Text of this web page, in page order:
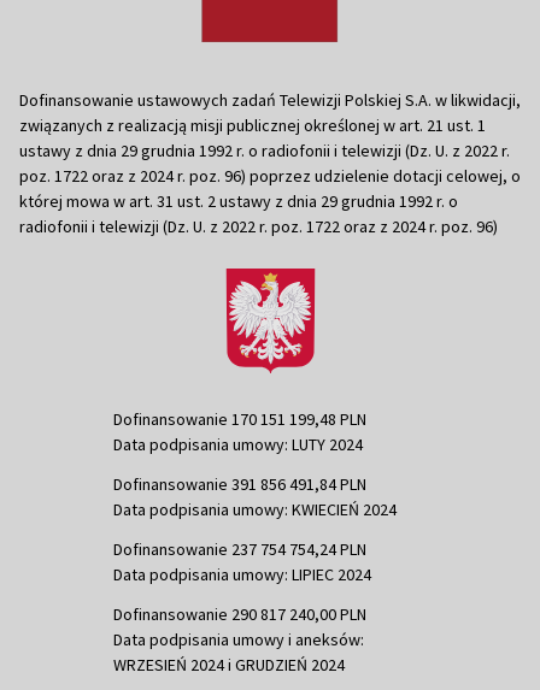
Dofinansowanie ustawowych zadań Telewizji Polskiej S.A. w likwidacji,
związanych z realizacją misji publicznej określonej w art. 21 ust. 1
ustawy z dnia 29 grudnia 1992 r. o radiofonii i telewizji (Dz. U. z 2022 r.
poz. 1722 oraz z 2024 r. poz. 96) poprzez udzielenie dotacji celowej, o
której mowa w art. 31 ust. 2 ustawy z dnia 29 grudnia 1992 r. o
radiofonii i telewizji (Dz. U. z 2022 r. poz. 1722 oraz z 2024 r. poz. 96)
Dofinansowanie 170 151 199,48 PLN
Data podpisania umowy: LUTY 2024
Dofinansowanie 391 856 491,84 PLN
Data podpisania umowy: KWIECIEŃ 2024
Dofinansowanie 237 754 754,24 PLN
Data podpisania umowy: LIPIEC 2024
Dofinansowanie 290 817 240,00 PLN
Data podpisania umowy i aneksów:
WRZESIEŃ 2024 i GRUDZIEŃ 2024